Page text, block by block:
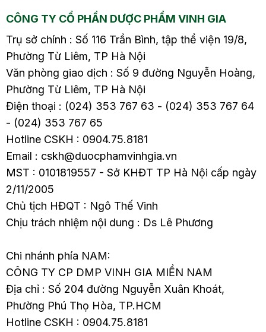
CÔNG TY CỔ PHẦN DƯỢC PHẨM VINH GIA
Trụ sở chính : Số 116 Trần Bình, tập thể viện 19/8,
Phường Từ Liêm, TP Hà Nội
Văn phòng giao dịch : Số 9 đường Nguyễn Hoàng,
Phường Từ Liêm, TP Hà Nội
Điện thoại : (024) 353 767 63 - (024) 353 767 64
- (024) 353 767 65
Hotline CSKH : 0904.75.8181
Email : cskh@duocphamvinhgia.vn
MST : 0101819557 - Sở KHĐT TP Hà Nội cấp ngày
2/11/2005
Chủ tịch HĐQT : Ngô Thế Vinh
Chịu trách nhiệm nội dung : Ds Lê Phương
Chi nhánh phía NAM:
CÔNG TY CP DMP VINH GIA MIỀN NAM
Địa chỉ : Số 204 đường Nguyễn Xuân Khoát,
Phường Phú Thọ Hòa, TP.HCM
Hotline CSKH : 0904.75.8181